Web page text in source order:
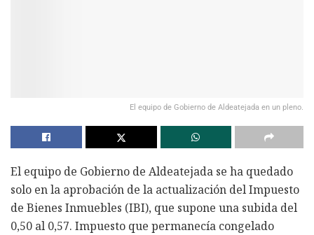
El equipo de Gobierno de Aldeatejada en un pleno.
El equipo de Gobierno de Aldeatejada se ha quedado
solo en la aprobación de la actualización del Impuesto
de Bienes Inmuebles (IBI), que supone una subida del
0,50 al 0,57. Impuesto que permanecía congelado